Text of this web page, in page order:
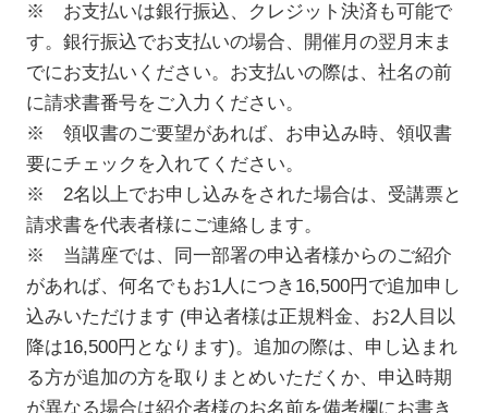
※ お支払いは銀行振込、クレジット決済も可能で
す。銀行振込でお支払いの場合、開催月の翌月末ま
でにお支払いください。お支払いの際は、社名の前
に請求書番号をご入力ください。
※ 領収書のご要望があれば、お申込み時、領収書
要にチェックを入れてください。
※ 2名以上でお申し込みをされた場合は、受講票と
請求書を代表者様にご連絡します。
※ 当講座では、同一部署の申込者様からのご紹介
があれば、何名でもお1人につき16,500円で追加申し
込みいただけます (申込者様は正規料金、お2人目以
降は16,500円となります)。追加の際は、申し込まれ
る方が追加の方を取りまとめいただくか、申込時期
が異なる場合は紹介者様のお名前を備考欄にお書き